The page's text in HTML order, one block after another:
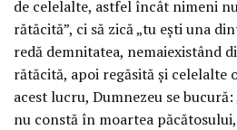
de celelalte, astfel încât nimeni
rătăcită”, ci să zică „tu eşti una
redă demnitatea, nemaiexistând
rătăcită, apoi regăsită şi celelalte
acest lucru, Dumnezeu se
nu constă în moartea